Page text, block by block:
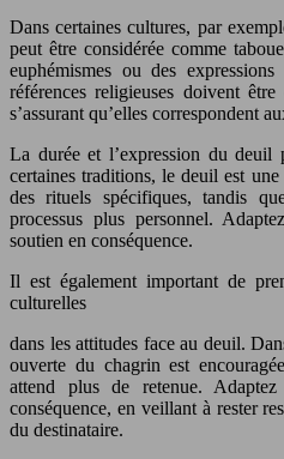
Dans certaines cultures, par
peut être considérée comme
euphémismes ou des
références religieuses doivent
s’assurant qu’elles correspondent
La durée et l’expression du deuil
certaines traditions, le deuil est
des rituels spécifiques, tandis
processus plus personnel.
soutien en conséquence.
Il est également important de
culturelles
dans les attitudes face au deuil.
ouverte du chagrin est
attend plus de retenue.
conséquence, en veillant à rester
du destinataire.